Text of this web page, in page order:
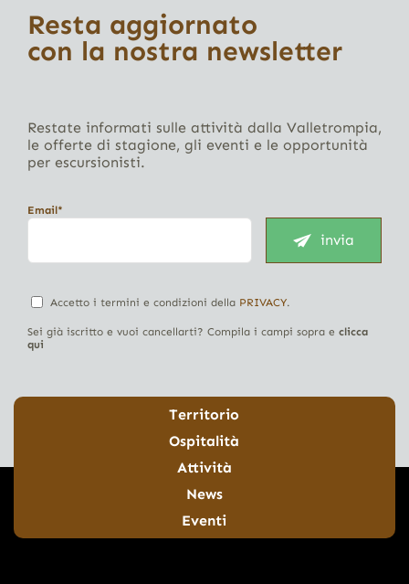
Resta aggiornato
con la nostra newsletter
Restate informati sulle attività dalla Valletrompia,
le offerte di stagione, gli eventi e le opportunità
per escursionisti.
Email*
invia
Accetto i termini e condizioni della PRIVACY.
Sei già iscritto e vuoi cancellarti? Compila i campi sopra e clicca
qui
Territorio
Ospitalità
Attività
News
Eventi